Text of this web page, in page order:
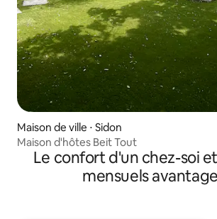
Maison de ville ⋅ Sidon
Maison d'hôtes Beit Tout
Le confort d'un chez-soi
mensuels